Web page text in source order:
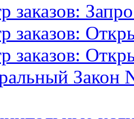
заказов:
заказов:
заказов:
Закон